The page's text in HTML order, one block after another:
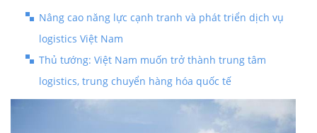
Nâng cao năng lực cạnh tranh và phát triển dịch vụ
logistics Việt Nam
Thủ tướng: Việt Nam muốn trở thành trung tâm
logistics, trung chuyển hàng hóa quốc tế